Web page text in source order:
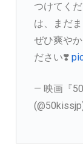
つけてく
は、まだ
ぜひ爽や
ださい❣️
— 映画『